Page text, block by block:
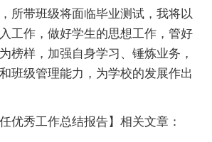
带班级将面临毕业测试，我将以
工作，做好学生的思想工作，管好
榜样，加强自身学习、锤炼业务，
班级管理能力，为学校的发展作出
优秀工作总结报告】相关文章：